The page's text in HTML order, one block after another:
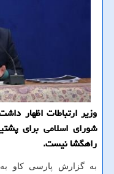
وزیر ارتباطات اظهار
شورای اسلامی برای
راهگشا نیست.
به گزارش پارسی کاو